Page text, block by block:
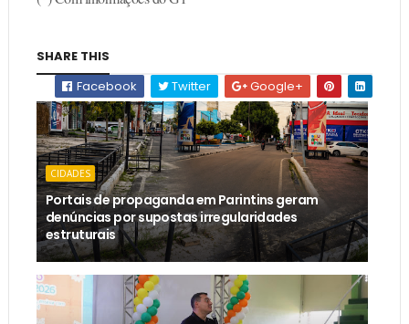
SHARE THIS
Facebook
Twitter Google+
CIDADES
Portais de propaganda em Parintins geram
denúncias por supostas irregularidades
estruturais